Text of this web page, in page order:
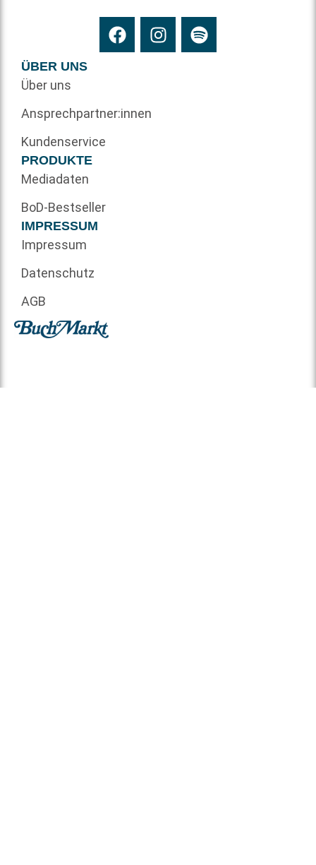
ÜBER UNS
Über uns
Ansprechpartner:innen
Kundenservice
PRODUKTE
Mediadaten
BoD-Bestseller
IMPRESSUM
Impressum
Datenschutz
AGB